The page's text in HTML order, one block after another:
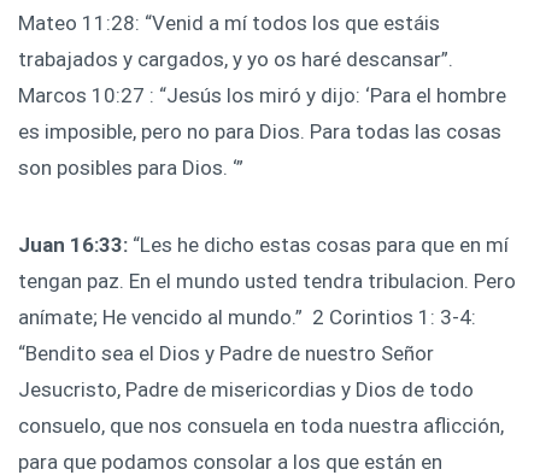
Mateo 11:28: “Venid a mí todos los que estáis
trabajados y cargados, y yo os haré descansar”. ‍
Marcos 10:27 : “Jesús los miró y dijo: ‘Para el hombre
es imposible, pero no para Dios. Para todas las cosas
son posibles para Dios. ‘”
Juan 16:33: “Les he dicho estas cosas para que en mí
tengan paz. En el mundo usted tendra tribulacion. Pero
anímate; He vencido al mundo.” ‍ 2 Corintios 1: 3-4:
“Bendito sea el Dios y Padre de nuestro Señor
Jesucristo, Padre de misericordias y Dios de todo
consuelo, que nos consuela en toda nuestra aflicción,
para que podamos consolar a los que están en